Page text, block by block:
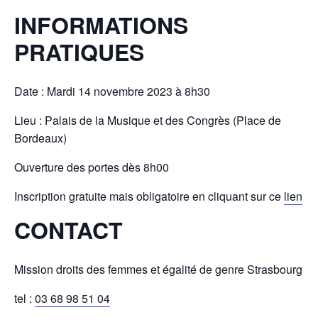
INFORMATIONS
PRATIQUES
Date : Mardi 14 novembre 2023 à 8h30
Lieu : Palais de la Musique et des Congrès (Place de
Bordeaux)
Ouverture des portes dès 8h00
Inscription gratuite mais obligatoire en cliquant sur ce lien
CONTACT
Mission droits des femmes et égalité de genre Strasbourg
tel : 03 68 98 51 04